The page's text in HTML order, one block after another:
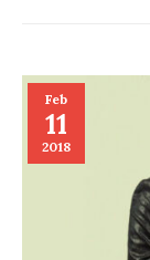
Feb
11
2018